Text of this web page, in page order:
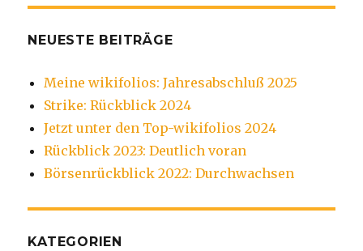
NEUESTE BEITRÄGE
Meine wikifolios: Jahresabschluß 2025
Strike: Rückblick 2024
Jetzt unter den Top-wikifolios 2024
Rückblick 2023: Deutlich voran
Börsenrückblick 2022: Durchwachsen
KATEGORIEN